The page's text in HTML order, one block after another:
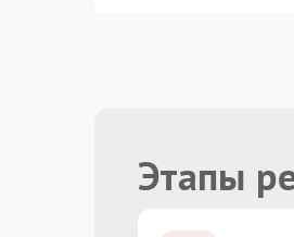
Этапы